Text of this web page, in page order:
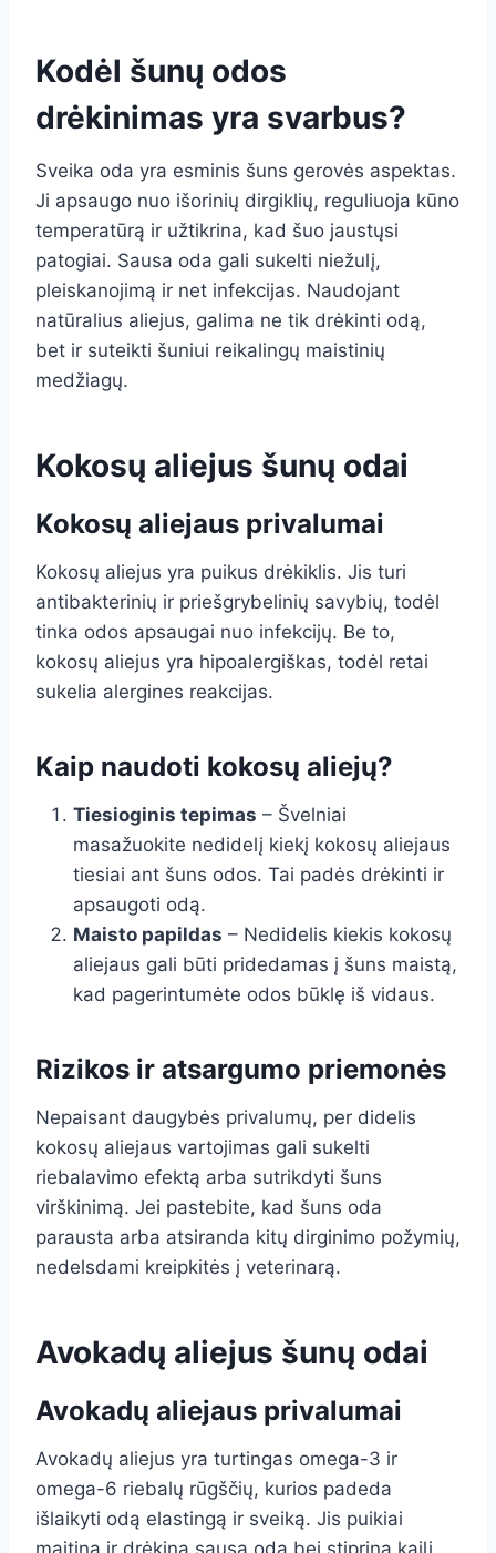
Kodėl šunų odos
drėkinimas yra svarbus?
Sveika oda yra esminis šuns gerovės aspektas.
Ji apsaugo nuo išorinių dirgiklių, reguliuoja kūno
temperatūrą ir užtikrina, kad šuo jaustųsi
patogiai. Sausa oda gali sukelti niežulį,
pleiskanojimą ir net infekcijas. Naudojant
natūralius aliejus, galima ne tik drėkinti odą,
bet ir suteikti šuniui reikalingų maistinių
medžiagų.
Kokosų aliejus šunų odai
Kokosų aliejaus privalumai
Kokosų aliejus yra puikus drėkiklis. Jis turi
antibakterinių ir priešgrybelinių savybių, todėl
tinka odos apsaugai nuo infekcijų. Be to,
kokosų aliejus yra hipoalergiškas, todėl retai
sukelia alergines reakcijas.
Kaip naudoti kokosų aliejų?
Tiesioginis tepimas – Švelniai
masažuokite nedidelį kiekį kokosų aliejaus
tiesiai ant šuns odos. Tai padės drėkinti ir
apsaugoti odą.
Maisto papildas – Nedidelis kiekis kokosų
aliejaus gali būti pridedamas į šuns maistą,
kad pagerintumėte odos būklę iš vidaus.
Rizikos ir atsargumo priemonės
Nepaisant daugybės privalumų, per didelis
kokosų aliejaus vartojimas gali sukelti
riebalavimo efektą arba sutrikdyti šuns
virškinimą. Jei pastebite, kad šuns oda
parausta arba atsiranda kitų dirginimo požymių,
nedelsdami kreipkitės į veterinarą.
Avokadų aliejus šunų odai
Avokadų aliejaus privalumai
Avokadų aliejus yra turtingas omega-3 ir
omega-6 riebalų rūgščių, kurios padeda
išlaikyti odą elastingą ir sveiką. Jis puikiai